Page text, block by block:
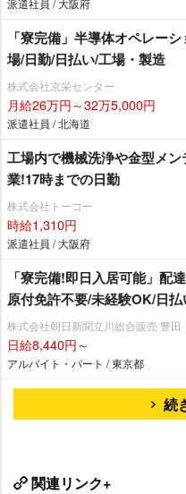
「寮完備」半導体オペレー
場/日勤/日払い/工場・製造
株式会社京栄センター
月給26万円～32万5,000円
派遣社員 / 北海道
工場内で機械洗浄や金型メ
業!17時までの日勤
株式会社トーコー
時給1,310円
派遣社員 / 大阪府
「寮完備!即日入居可能」配
原付免許不要/未経験OK/日
株式会社朝日新聞立川総合販売 豊田
日給8,440円～
アルバイト・パート / 東京都
続
関連リンク+